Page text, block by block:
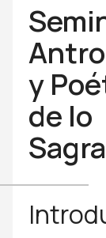
y
de lo